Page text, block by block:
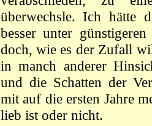
überwechsle. Ich hätte
besser unter
doch, wie es der Zufall
in manch anderer
und die Schatten der
mit auf die ersten Jahre
lieb ist oder nicht.